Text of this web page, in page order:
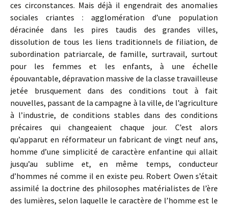
ces circonstances. Mais déjà il engendrait des anomalies
sociales criantes : agglomération d’une population
déracinée dans les pires taudis des grandes villes,
dissolution de tous les liens traditionnels de filiation, de
subordination patriarcale, de famille, surtravail, surtout
pour les femmes et les enfants, à une échelle
épouvantable, dépravation massive de la classe travailleuse
jetée brusquement dans des conditions tout à fait
nouvelles, passant de la campagne à la ville, de l’agriculture
à l’industrie, de conditions stables dans des conditions
précaires qui changeaient chaque jour. C’est alors
qu’apparut en réformateur un fabricant de vingt neuf ans,
homme d’une simplicité de caractère enfantine qui allait
jusqu’au sublime et, en même temps, conducteur
d’hommes né comme il en existe peu. Robert Owen s’était
assimilé la doctrine des philosophes matérialistes de l’ère
des lumières, selon laquelle le caractère de l’homme est le